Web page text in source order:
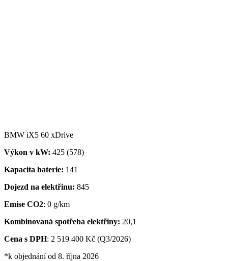
BMW iX5 60 xDrive
Výkon v kW: 425 (578)
Kapacita baterie: 141
Dojezd na elektřinu: 845
Emise CO2: 0 g/km
Kombinovaná spotřeba elektřiny: 20,1
Cena s DPH: 2 519 400 Kč (Q3/2026)
*k objednání od 8. října 2026